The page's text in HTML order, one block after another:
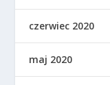
czerwiec 2020
maj 2020